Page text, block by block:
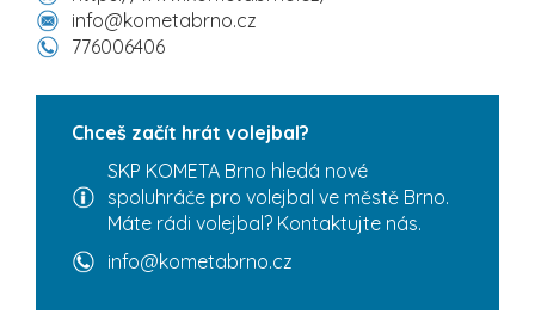
info@kometabrno.cz
776006406
Chceš začít hrát volejbal?
SKP KOMETA Brno hledá nové
spoluhráče pro volejbal ve městě Brno.
Máte rádi volejbal? Kontaktujte nás.
info@kometabrno.cz